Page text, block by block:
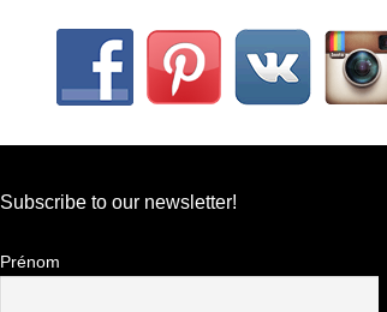
Subscribe to our newsletter!
Prénom